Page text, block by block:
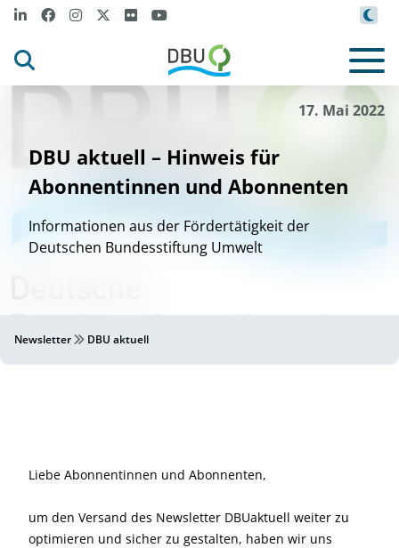
17. Mai 2022
DBU aktuell – Hinweis für
Abonnentinnen und Abonnenten
Informationen aus der Fördertätigkeit der
Deutschen Bundesstiftung Umwelt
Newsletter DBU aktuell
Liebe Abonnentinnen und Abonnenten,
um den Versand des Newsletter DBUaktuell weiter zu
optimieren und sicher zu gestalten, haben wir uns